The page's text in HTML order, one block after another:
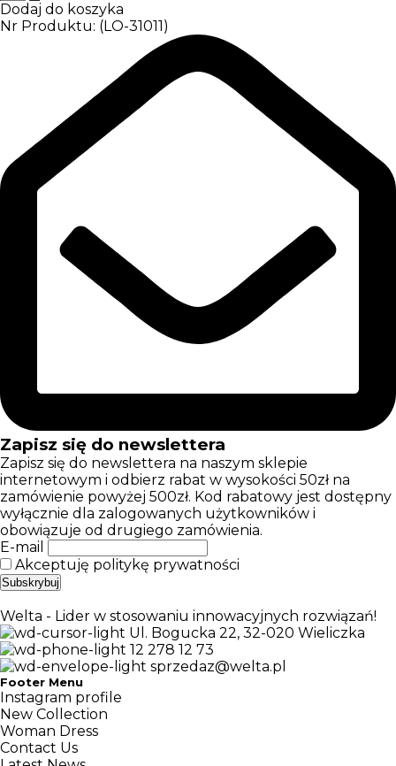
Dodaj do koszyka
Nr Produktu: (LO-31011)
Zapisz się do newslettera
Zapisz się do newslettera na naszym sklepie
internetowym i odbierz rabat w wysokości 50zł na
zamówienie powyżej 500zł. Kod rabatowy jest dostępny
wyłącznie dla zalogowanych użytkowników i
obowiązuje od drugiego zamówienia.
E-mail
Akceptuję politykę prywatności
Welta - Lider w stosowaniu innowacyjnych rozwiązań!
Ul. Bogucka 22, 32-020 Wieliczka
12 278 12 73
sprzedaz@welta.pl
Footer Menu
Instagram profile
New Collection
Woman Dress
Contact Us